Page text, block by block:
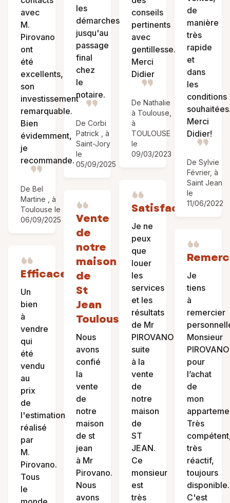
avec
M.
Pirovano
ont
été
excellents,
son
investissement
remarquable.
Bien
évidemment,
je
recommande.
De Bel
Martine , à
Toulouse le
06/09/2025
Efficace
Un
bien
à
vendre
qui
été
vendu
au
prix
de
l'estimation
réalisé
par
M.
Pirovano.
Tous
le
les
démarches
jusqu'au
passage
final
chez
le
notaire.
De Corbi
Patrick , à
Saint-Jory
le
05/09/2025
Vente
de
notre
maison
de
St
Jean
Toulouse
Nous
avons
confié
la
vente
de
notre
maison
de st
jean
à Mr
Pirovano.
Nous
avons
conseils
pertinents
avec
gentillesse.
Merci
Didier
De Nathalie
à Toulouse,
à
TOULOUSE
le
09/03/2023
Satisfaction
Je ne
peux
que
louer
les
services
et les
résultats
de Mr
PIROVANO
suite
à la
vente
de
notre
maison
de
ST
JEAN.
Ce
monsieur
est
très
de
manière
très
rapide
et
dans
les
conditions
Merci
Didier!
De Sylvie
Février, à
Saint Jean
le
11/06/2022
Je
tiens
à
remercier
Monsieur
PIROVANO
pour
l’achat
de
mon
Très
très
réactif,
toujours
disponible.
C'est